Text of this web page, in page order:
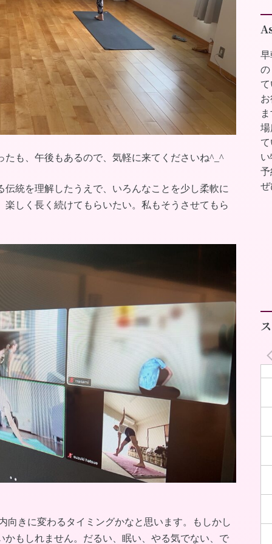
も、午後もあるので、気軽に来てくださいね^_^
統を理解したうえで、いろんなことを少し柔軟に
しく長く続けてもらいたい。私もそうさせてもら
向きに変わるタイミングかなと思います。もしかし
もしれません。だるい、眠い、やる気でない、で
早
の
場
予
ぜ